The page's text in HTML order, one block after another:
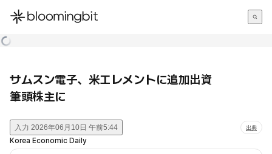
한국어
サムスン電子、米エレメントに追加出資
筆頭株主に
入力 2026年06月10日 午前5:44 出典
Korea Economic Daily